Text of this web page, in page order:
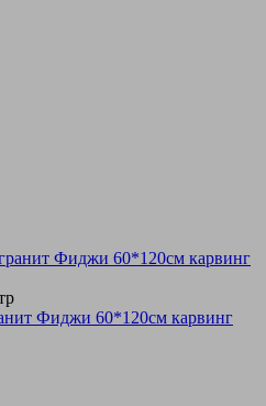
Фиджи 60*120см карвинг